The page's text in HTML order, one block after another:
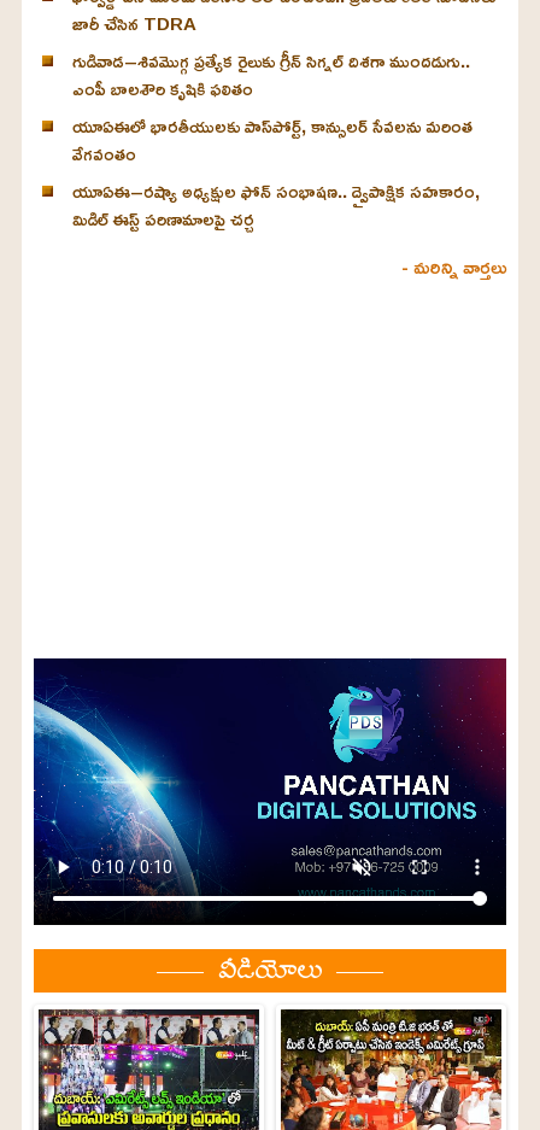
జారీ చేసిన TDRA
గుడివాడ–శివమొగ్గ ప్రత్యేక రైలుకు గ్రీన్ సిగ్నల్ దిశగా ముందడుగు..
ఎంపీ బాలశౌరి కృషికి ఫలితం
యూఏఈలో భారతీయులకు పాస్‌పోర్ట్, కాన్సులర్ సేవలను మరింత
వేగవంతం
యూఏఈ–రష్యా అధ్యక్షుల ఫోన్ సంభాషణ.. ద్వైపాక్షిక సహకారం,
మిడిల్ ఈస్ట్ పరిణామాలపై చర్చ
- మరిన్ని వార్తలు
వీడియోలు